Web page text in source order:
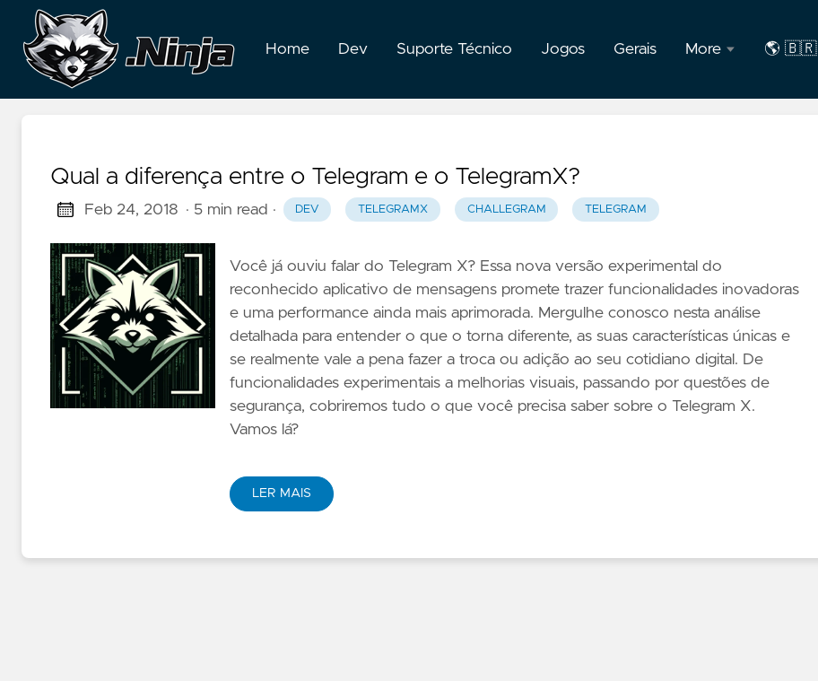
Home Dev Suporte Técnico Jogos Gerais More
F.A.Q
🌎 🇧🇷
🇧🇷
Qual a diferença entre o Telegram e o TelegramX?
Feb 24, 2018 · 5 min read · DEV TELEGRAMX CHALLEGRAM TELEGRAM
Você já ouviu falar do Telegram X? Essa nova versão experimental do
reconhecido aplicativo de mensagens promete trazer funcionalidades inovadoras
e uma performance ainda mais aprimorada. Mergulhe conosco nesta análise
detalhada para entender o que o torna diferente, as suas características únicas e
se realmente vale a pena fazer a troca ou adição ao seu cotidiano digital. De
funcionalidades experimentais a melhorias visuais, passando por questões de
segurança, cobriremos tudo o que você precisa saber sobre o Telegram X.
Vamos lá?
LER MAIS